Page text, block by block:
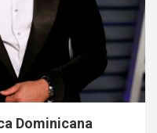
Dominicana